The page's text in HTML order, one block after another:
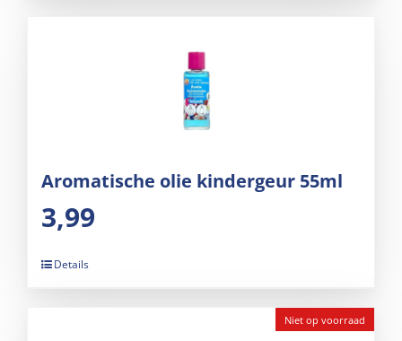
Aromatische olie kindergeur 55ml
3,99
Details
Niet op voorraad